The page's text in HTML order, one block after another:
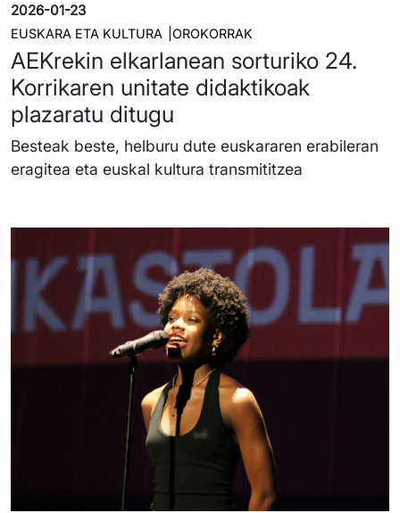
2026-01-23
EUSKARA ETA KULTURA OROKORRAK
AEKrekin elkarlanean sorturiko 24.
Korrikaren unitate didaktikoak
plazaratu ditugu
Besteak beste, helburu dute euskararen erabileran
eragitea eta euskal kultura transmititzea